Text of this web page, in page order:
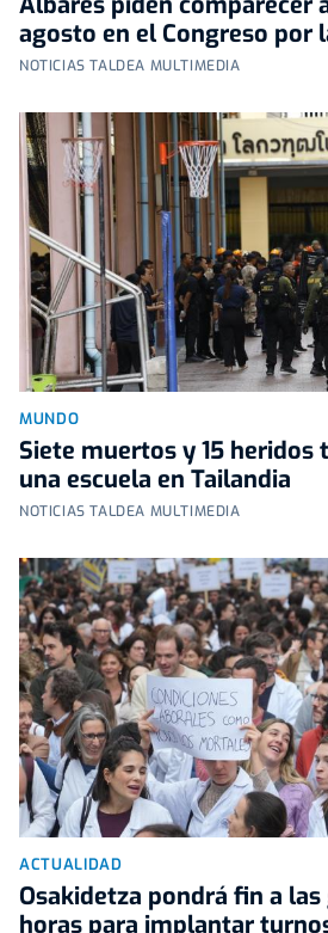
agosto en el Congreso por
NOTICIAS TALDEA MULTIMEDIA
MUNDO
Siete muertos y 15
una escuela en Tailandia
NOTICIAS TALDEA MULTIMEDIA
ACTUALIDAD
Osakidetza pondrá fin a
horas para implantar